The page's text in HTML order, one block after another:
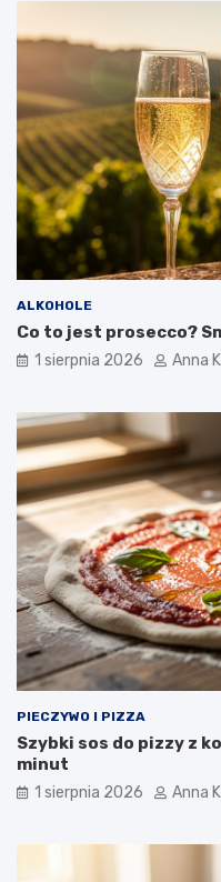
ALKOHOLE
Co to jest prosecco?
1 sierpnia 2026 Anna
PIECZYWO I PIZZA
Szybki sos do pizzy z
minut
1 sierpnia 2026 Anna